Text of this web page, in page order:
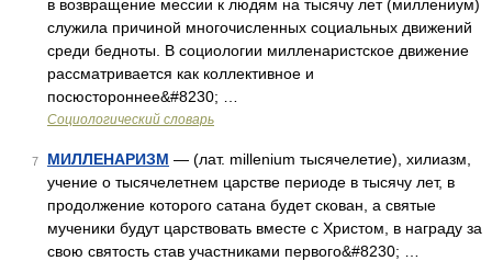
в возвращение мессии к людям на тысячу лет (миллениум)
служила причиной многочисленных социальных движений
среди бедноты. В социологии милленаристское движение
рассматривается как коллективное и
посюстороннее&#8230; …
Социологический словарь
7 МИЛЛЕНАРИЗМ — (лат. millenium тысячелетие), хилиазм,
учение о тысячелетнем царстве периоде в тысячу лет, в
продолжение которого сатана будет скован, а святые
мученики будут царствовать вместе с Христом, в награду за
свою святость став участниками первого&#8230; …